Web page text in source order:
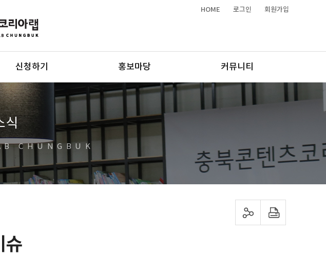
HOME 로그인 회원가입
신청하기 홍보마당 커뮤니티
식
CHUNGBUK
sns 공유하기 프린트하기
슈